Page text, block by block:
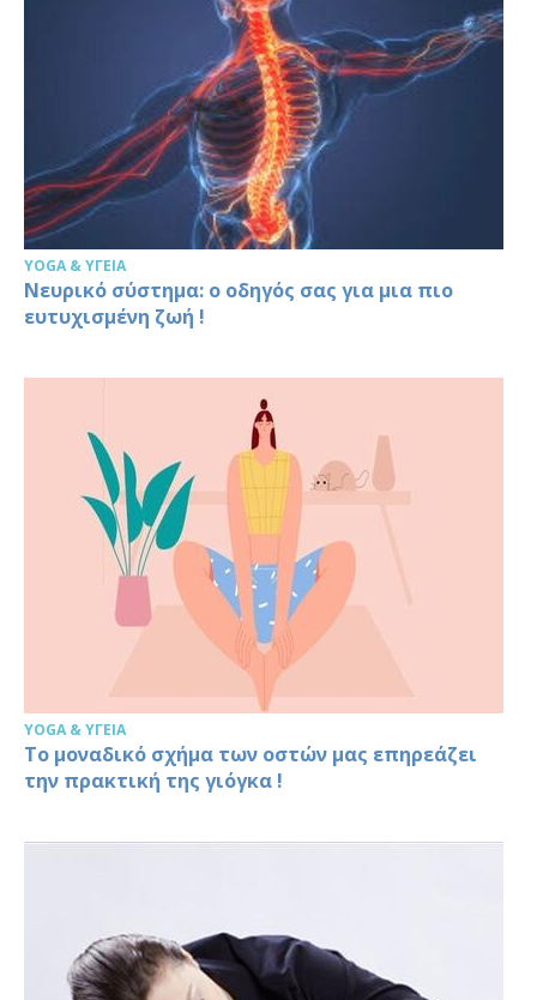
YOGA & ΥΓΕΊΑ
Νευρικό σύστημα: ο οδηγός σας για μια πιο
ευτυχισμένη ζωή !
YOGA & ΥΓΕΊΑ
Tο μοναδικό σχήμα των οστών μας επηρεάζει
την πρακτική της γιόγκα !